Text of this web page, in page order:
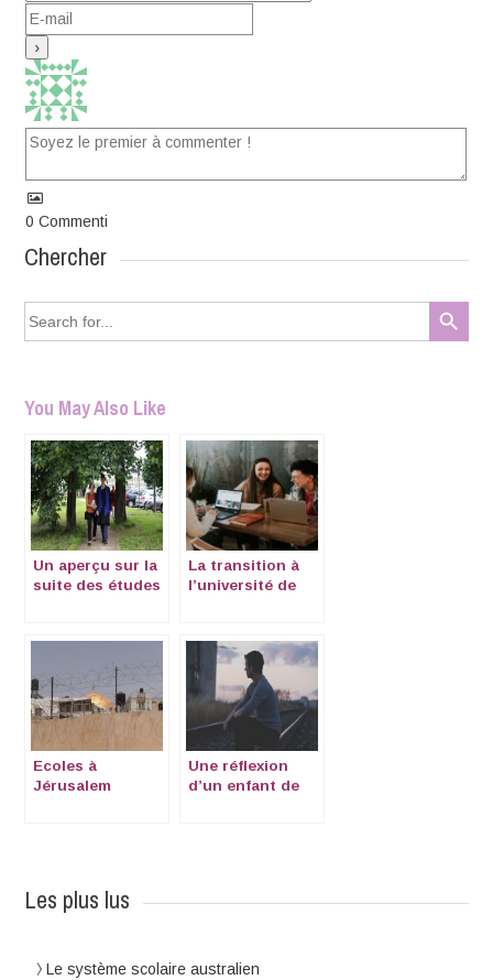
0 Commenti
Chercher
Search
for:
Search Button
You May Also Like
Un aperçu sur la
suite des études
La transition à
l’université de
Ecoles à
Jérusalem
Une réflexion
d’un enfant de
Les plus lus
Le système scolaire australien